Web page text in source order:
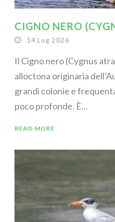
CIGNO NERO
14 Lug 2026
Il Cigno nero (Cygnus
alloctona originaria
grandi colonie e
poco profonde. È...
READ MORE